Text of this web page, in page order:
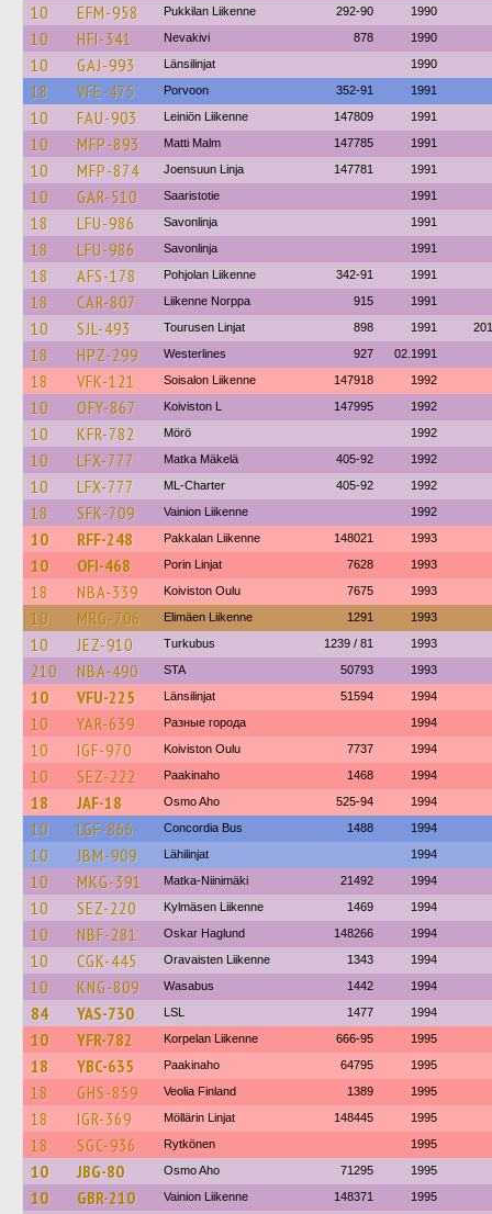
10 EFM-958 Pukkilan Liikenne 292-90 1990
10 HFI-341 Nevakivi 878 1990
10 GAJ-993 Länsilinjat 1990
18 VFE-475 Porvoon 352-91 1991
10 FAU-903 Leiniön Liikenne 147809 1991
10 MFP-893 Matti Malm 147785 1991
10 MFP-874 Joensuun Linja 147781 1991
10 GAR-510 Saaristotie 1991
18 LFU-986 Savonlinja 1991
18 LFU-986 Savonlinja 1991
18 AFS-178 Pohjolan Liikenne 342-91 1991
18 CAR-807 Liikenne Norppa 915 1991
10 SJL-493 Tourusen Linjat 898 1991
18 HPZ-299 Westerlines 927 02.1991
18 VFK-121 Soisalon Liikenne 147918 1992
10 OFY-867 Koiviston L 147995 1992
10 KFR-782 Mörö 1992
10 LFX-777 Matka Mäkelä 405-92 1992
10 LFX-777 ML-Charter 405-92 1992
18 SFK-709 Vainion Liikenne 1992
10 RFF-248 Pakkalan Liikenne 148021 1993
10 OFI-468 Porin Linjat 7628 1993
18 NBA-339 Koiviston Oulu 7675 1993
10 MRG-706 Elimäen Liikenne 1291 1993
10 JEZ-910 Turkubus 1239 / 81 1993
210 NBA-490 STA 50793 1993
10 VFU-225 Länsilinjat 51594 1994
10 YAR-639 Разные города 1994
10 IGF-970 Koiviston Oulu 7737 1994
10 SEZ-222 Paakinaho 1468 1994
18 JAF-18 Osmo Aho 525-94 1994
10 LGF-866 Concordia Bus 1488 1994
10 JBM-909 Lähilinjat 1994
10 MKG-391 Matka-Niinimäki 21492 1994
10 SEZ-220 Kylmäsen Liikenne 1469 1994
10 NBF-281 Oskar Haglund 148266 1994
10 CGK-445 Oravaisten Liikenne 1343 1994
10 KNG-809 Wasabus 1442 1994
84 YAS-730 LSL 1477 1994
10 YFR-782 Korpelan Liikenne 666-95 1995
18 YBC-635 Paakinaho 64795 1995
18 GHS-859 Veolia Finland 1389 1995
18 IGR-369 Möllärin Linjat 148445 1995
18 SGC-936 Rytkönen 1995
10 JBG-80 Osmo Aho 71295 1995
10 GBR-210 Vainion Liikenne 148371 1995